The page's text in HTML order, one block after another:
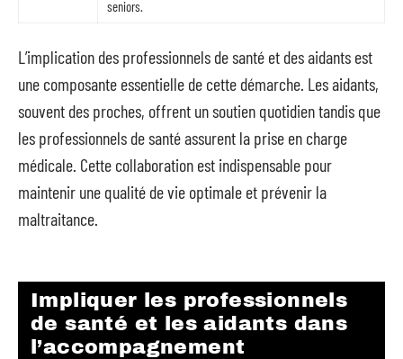
seniors.
L’implication des professionnels de santé et des aidants est
une composante essentielle de cette démarche. Les aidants,
souvent des proches, offrent un soutien quotidien tandis que
les professionnels de santé assurent la prise en charge
médicale. Cette collaboration est indispensable pour
maintenir une qualité de vie optimale et prévenir la
maltraitance.
Impliquer les professionnels
de santé et les aidants dans
l’accompagnement